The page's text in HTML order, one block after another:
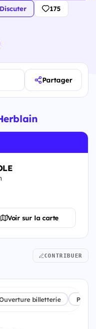
Discuter 175
Partager
Voir sur la carte
CONTRIBUER
billetterie